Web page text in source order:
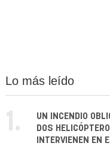
Lo más leído
1.
UN INCENDIO
DOS
INTERVIENEN EN